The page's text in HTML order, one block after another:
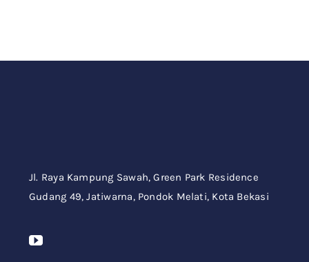
Jl. Raya Kampung Sawah,Green Park Residence
Gudang 49,Jatiwarna, Pondok Melati, Kota Bekasi